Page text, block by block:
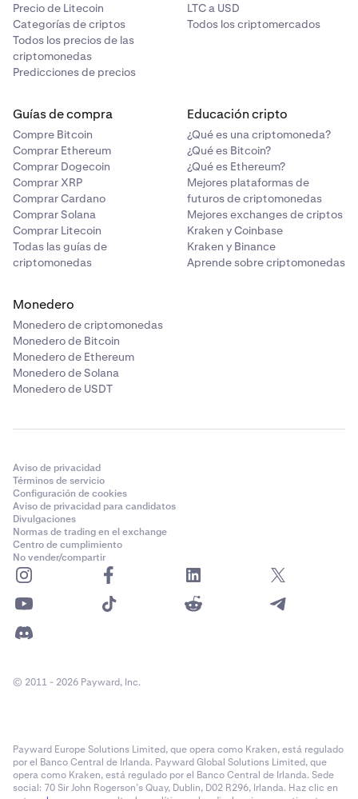
Precio de Litecoin
Categorías de criptos
Todos los precios de las
criptomonedas
Predicciones de precios
LTC a USD
Todos los criptomercados
Guías de compra
Compre Bitcoin
Comprar Ethereum
Comprar Dogecoin
Comprar XRP
Comprar Cardano
Comprar Solana
Comprar Litecoin
Todas las guías de
criptomonedas
Educación cripto
¿Qué es una criptomoneda?
¿Qué es Bitcoin?
¿Qué es Ethereum?
Mejores plataformas de
futuros de criptomonedas
Mejores exchanges de criptos
Kraken y Coinbase
Kraken y Binance
Aprende sobre criptomonedas
Monedero
Monedero de criptomonedas
Monedero de Bitcoin
Monedero de Ethereum
Monedero de Solana
Monedero de USDT
Aviso de privacidad
Términos de servicio
Configuración de cookies
Aviso de privacidad para candidatos
Divulgaciones
Normas de trading en el exchange
Centro de cumplimiento
No vender/compartir
© 2011 - 2026 Payward, Inc.
Payward Europe Solutions Limited, que opera como Kraken, está regulado
por el Banco Central de Irlanda. Payward Global Solutions Limited, que
opera como Kraken, está regulado por el Banco Central de Irlanda. Sede
social: 70 Sir John Rogerson’s Quay, Dublin, D02 R296, Irlanda. Haz clic en